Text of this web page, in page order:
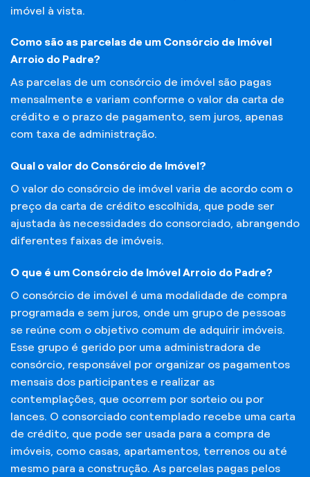
imóvel à vista.
Como são as parcelas de um Consórcio de Imóvel
Arroio do Padre?
As parcelas de um consórcio de imóvel são pagas
mensalmente e variam conforme o valor da carta de
crédito e o prazo de pagamento, sem juros, apenas
com taxa de administração.
Qual o valor do Consórcio de Imóvel?
O valor do consórcio de imóvel varia de acordo com o
preço da carta de crédito escolhida, que pode ser
ajustada às necessidades do consorciado, abrangendo
diferentes faixas de imóveis.
O que é um Consórcio de Imóvel Arroio do Padre?
O consórcio de imóvel é uma modalidade de compra
programada e sem juros, onde um grupo de pessoas
se reúne com o objetivo comum de adquirir imóveis.
Esse grupo é gerido por uma administradora de
consórcio, responsável por organizar os pagamentos
mensais dos participantes e realizar as
contemplações, que ocorrem por sorteio ou por
lances. O consorciado contemplado recebe uma carta
de crédito, que pode ser usada para a compra de
imóveis, como casas, apartamentos, terrenos ou até
mesmo para a construção. As parcelas pagas pelos